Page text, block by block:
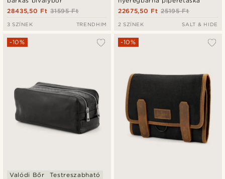
31595 Ft
28435,50 Ft
3 SZÍNEK TRENDHIM
25195 Ft
22675,50 Ft
2 SZÍNEK SALT & HIDE
-10%
Valódi Bőr Testreszabható
-10%